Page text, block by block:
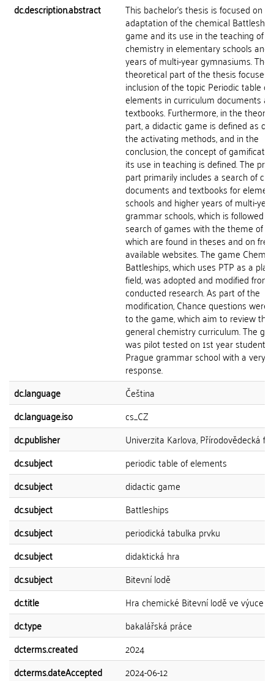
dc.description.abstract
This bachelor's thesis is focused on
adaptation of the chemical
game and its use in the teaching of
chemistry in elementary schools and
years of multi-year gymnasiums. The
theoretical part of the thesis focuses
inclusion of the topic Periodic table of
elements in curriculum documents
textbooks. Furthermore, in the
part, a didactic game is defined as
the activating methods, and in the
conclusion, the concept of
its use in teaching is defined. The
part primarily includes a search of
documents and textbooks for
schools and higher years of multi-year
grammar schools, which is followed
search of games with the theme of
which are found in theses and on
available websites. The game
Battleships, which uses PTP as a
field, was adopted and modified from
conducted research. As part of the
modification, Chance questions were
to the game, which aim to review the
general chemistry curriculum. The
was pilot tested on 1st year students
Prague grammar school with a very
response.
dc.language
Čeština
dc.language.iso
cs_CZ
dc.publisher
Univerzita Karlova, Přírodovědecká
dc.subject
periodic table of elements
dc.subject
didactic game
dc.subject
Battleships
dc.subject
periodická tabulka prvku
dc.subject
didaktická hra
dc.subject
Bitevní lodě
dc.title
Hra chemické Bitevní lodě ve výuce
dc.type
bakalářská práce
dcterms.created
2024
dcterms.dateAccepted
2024-06-12